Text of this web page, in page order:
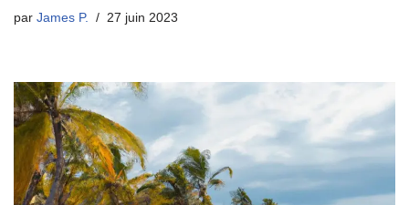
par James P. 27 juin 2023